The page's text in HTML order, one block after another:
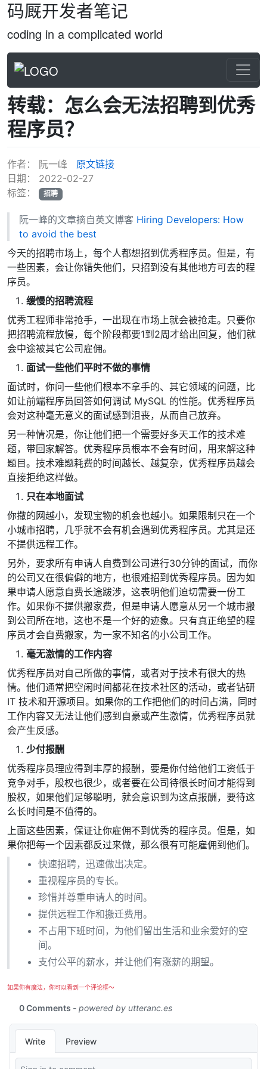
码厩开发者笔记
coding in a complicated world
转载：怎么会无法招聘到优秀
程序员？
作者： 阮一峰
原文链接
日期： 2022-02-27
标签：
招聘
阮一峰的文章摘自英文博客 Hiring Developers: How
to avoid the best
今天的招聘市场上，每个人都想招到优秀程序员。但是，有
一些因素，会让你错失他们，只招到没有其他地方可去的程
序员。
缓慢的招聘流程
优秀工程师非常抢手，一出现在市场上就会被抢走。只要你
把招聘流程放慢，每个阶段都要1到2周才给出回复，他们就
会中途被其它公司雇佣。
面试一些他们平时不做的事情
面试时，你问一些他们根本不拿手的、其它领域的问题，比
如让前端程序员回答如何调试 MySQL 的性能。优秀程序员
会对这种毫无意义的面试感到沮丧，从而自己放弃。
另一种情况是，你让他们把一个需要好多天工作的技术难
题，带回家解答。优秀程序员根本不会有时间，用来解这种
题目。技术难题耗费的时间越长、越复杂，优秀程序员越会
直接拒绝这样做。
只在本地面试
你撒的网越小，发现宝物的机会也越小。如果限制只在一个
小城市招聘，几乎就不会有机会遇到优秀程序员。尤其是还
不提供远程工作。
另外，要求所有申请人自费到公司进行30分钟的面试，而你
的公司又在很偏僻的地方，也很难招到优秀程序员。因为如
果申请人愿意自费长途跋涉，这表明他们迫切需要一份工
作。如果你不提供搬家费，但是申请人愿意从另一个城市搬
到公司所在地，这也不是一个好的迹象。只有真正绝望的程
序员才会自费搬家，为一家不知名的小公司工作。
毫无激情的工作内容
优秀程序员对自己所做的事情，或者对于技术有很大的热
情。他们通常把空闲时间都花在技术社区的活动，或者钻研
IT 技术和开源项目。如果你的工作把他们的时间占满，同时
工作内容又无法让他们感到自豪或产生激情，优秀程序员就
会产生反感。
少付报酬
优秀程序员理应得到丰厚的报酬，要是你付给他们工资低于
竞争对手，股权也很少，或者要在公司待很长时间才能得到
股权，如果他们足够聪明，就会意识到为这点报酬，要待这
么长时间是不值得的。
上面这些因素，保证让你雇佣不到优秀的程序员。但是，如
果你把每一个因素都反过来做，那么很有可能雇佣到他们。
快速招聘，迅速做出决定。
重视程序员的专长。
珍惜并尊重申请人的时间。
提供远程工作和搬迁费用。
不占用下班时间，为他们留出生活和业余爱好的空
间。
支付公平的薪水，并让他们有涨薪的期望。
如果你有魔法，你可以看到一个评论框～